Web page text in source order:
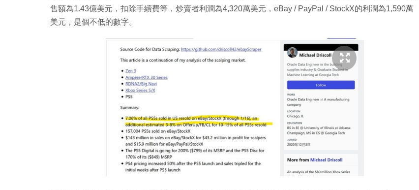
售額為1.43億美元，扣除手續費等，炒賣者利潤為4,320萬美元，eBay / PayPal / StockX的利潤為1,590萬
美元，是個不低的數字。